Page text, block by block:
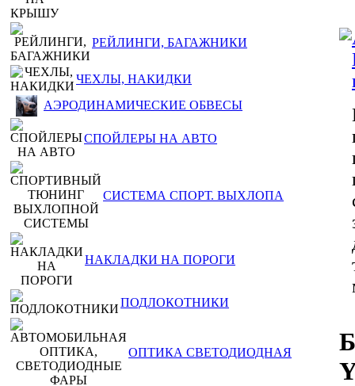
РЕЙЛИНГИ, БАГАЖНИКИ
ЧЕХЛЫ, НАКИДКИ
АЭРОДИНАМИЧЕСКИЕ ОБВЕСЫ
СПОЙЛЕРЫ НА АВТО
СИСТЕМА СПОРТ. ВЫХЛОПА
НАКЛАДКИ НА ПОРОГИ
ПОДЛОКОТНИКИ
ОПТИКА СВЕТОДИОДНАЯ